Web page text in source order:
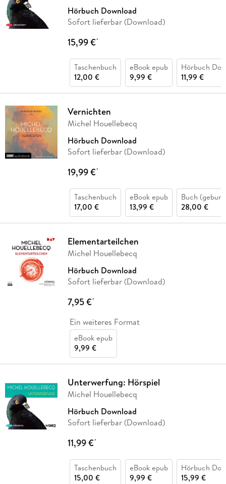
Hörbuch Download
Sofort lieferbar (Download)
15,99 €*
Taschenbuch
12,00 €
eBook epub
9,99 €
Hörbuch
11,99 €
Vernichten
Michel Houellebecq
Hörbuch Download
Sofort lieferbar (Download)
19,99 €*
Taschenbuch
17,00 €
eBook epub
13,99 €
Buch
28,00 €
Elementarteilchen
Michel Houellebecq
Hörbuch Download
Sofort lieferbar (Download)
7,95 €*
Ein weiteres Format
eBook epub
9,99 €
Unterwerfung: Hörspiel
Michel Houellebecq
Hörbuch Download
Sofort lieferbar (Download)
11,99 €*
Taschenbuch
15,00 €
eBook epub
9,99 €
Hörbuch
15,99 €